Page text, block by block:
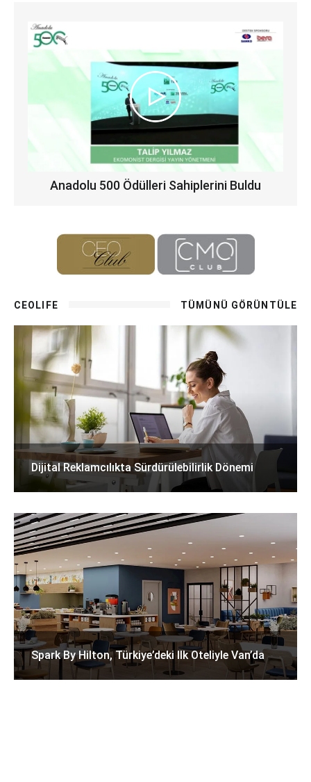
Anadolu 500 Ödülleri Sahiplerini Buldu
CEOLIFE TÜMÜNÜ GÖRÜNTÜLE
Dijital Reklamcılıkta Sürdürülebilirlik Dönemi
Spark By Hilton, Türkiye’deki Ilk Oteliyle Van’da